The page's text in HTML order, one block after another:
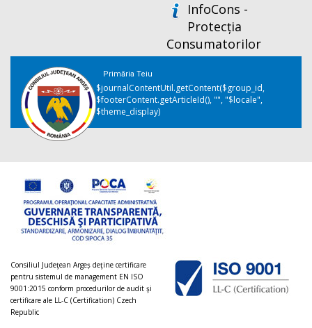
InfoCons -
Protecția
Consumatorilor
Primăria Teiu
$journalContentUtil.getContent($group_id,
$footerContent.getArticleId(), "", "$locale",
$theme_display)
Consiliul Judeţean Argeș deţine certificare
pentru sistemul de management EN ISO
9001:2015 conform procedurilor de audit şi
certificare ale LL-C (Certification) Czech
Republic